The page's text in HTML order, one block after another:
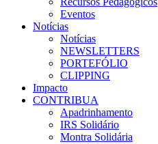
Eventos
Notícias
Notícias
NEWSLETTERS
PORTEFÓLIO
CLIPPING
Impacto
CONTRIBUA
Apadrinhamento
IRS Solidário
Montra Solidária